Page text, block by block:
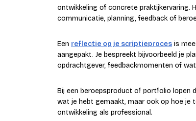
ontwikkeling of concrete praktijkervaring.
communicatie, planning, feedback of
Een reflectie op je scriptieproces is
aangepakt. Je bespreekt bijvoorbeeld je
opdrachtgever, feedbackmomenten of
Bij een beroepsproduct of portfolio lopen
wat je hebt gemaakt, maar ook op hoe
ontwikkeling als professional.